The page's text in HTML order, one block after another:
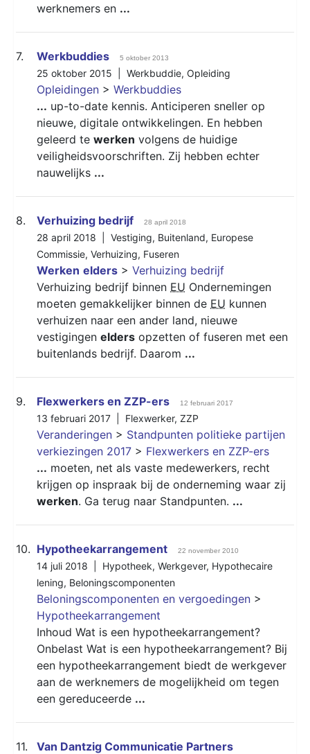
werknemers en ...
7. Werkbuddies 5 oktober 2013
25 oktober 2015 | Werkbuddie, Opleiding
Opleidingen > Werkbuddies
... up-to-date kennis. Anticiperen sneller op
nieuwe, digitale ontwikkelingen. En hebben
geleerd te werken volgens de huidige
veiligheidsvoorschriften. Zij hebben echter
nauwelijks ...
8. Verhuizing bedrijf 28 april 2018
28 april 2018 | Vestiging, Buitenland, Europese
Commissie, Verhuizing, Fuseren
Werken elders > Verhuizing bedrijf
Verhuizing bedrijf binnen EU Ondernemingen
moeten gemakkelijker binnen de EU kunnen
verhuizen naar een ander land, nieuwe
vestigingen elders opzetten of fuseren met een
buitenlands bedrijf. Daarom ...
9. Flexwerkers en ZZP-ers 12 februari 2017
13 februari 2017 | Flexwerker, ZZP
Veranderingen > Standpunten politieke partijen
verkiezingen 2017 > Flexwerkers en ZZP-ers
... moeten, net als vaste medewerkers, recht
krijgen op inspraak bij de onderneming waar zij
werken. Ga terug naar Standpunten. ...
10. Hypotheekarrangement 22 november 2010
14 juli 2018 | Hypotheek, Werkgever, Hypothecaire
lening, Beloningscomponenten
Beloningscomponenten en vergoedingen >
Hypotheekarrangement
Inhoud Wat is een hypotheekarrangement?
Onbelast Wat is een hypotheekarrangement? Bij
een hypotheekarrangement biedt de werkgever
aan de werknemers de mogelijkheid om tegen
een gereduceerde ...
11. Van Dantzig Communicatie Partners